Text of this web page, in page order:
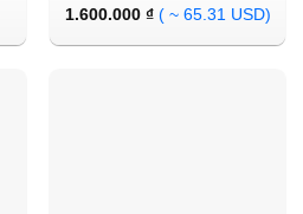
1.600.000 ₫ ( ~ 65.31 USD)